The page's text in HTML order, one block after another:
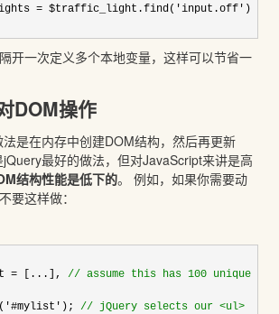
= $traffic_light.find( 'input.off ' )
开一次定义多个本地变量，这样可以节省一
DOM操作
是在内存中创建DOM结构，然后再更新
最好的做法，但对JavaScript来讲是高
结构性能是低下的。 例如，如果你需要动
要这样做：
= [...],// assume this has 100 unique
'#mylist ' );// jQuery selects our <ul>